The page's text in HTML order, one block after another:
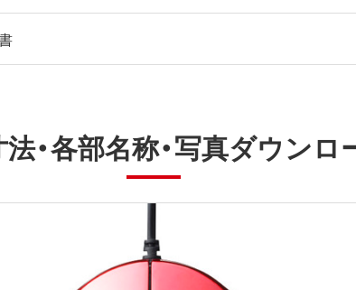
法・各部名称・写真ダウンロ